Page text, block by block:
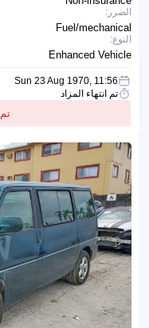
الضرر:
Fuel/mechanical
النوع:
Enhanced Vehicle
Sun 23 Aug 1970, 11:56
تم انتهاء المزاد